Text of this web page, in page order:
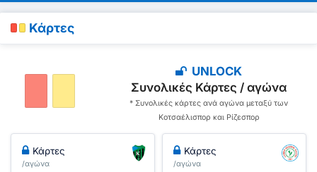
Κάρτες
UNLOCK
Συνολικές Κάρτες / αγώνα
* Συνολικές κάρτες ανά αγώνα μεταξύ των
Κοτσαέλισπορ και Ρίζεσπορ
Κάρτες
/αγώνα
Κάρτες
/αγώνα